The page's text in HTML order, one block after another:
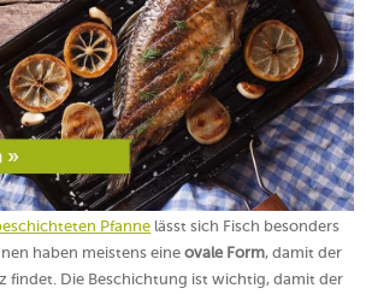
Pfanne lässt sich Fisch besonders
haben meistens eine ovale Form, damit der
findet. Die Beschichtung ist wichtig, damit der